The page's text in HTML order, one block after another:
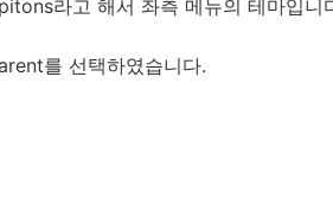
라고 해서 좌측 메뉴의 테마입니
를 선택하였습니다.